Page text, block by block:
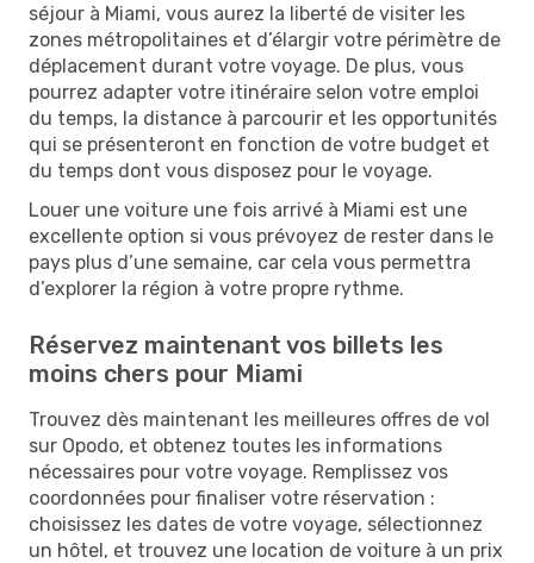
séjour à Miami, vous aurez la liberté de visiter les
zones métropolitaines et d’élargir votre périmètre de
déplacement durant votre voyage. De plus, vous
pourrez adapter votre itinéraire selon votre emploi
du temps, la distance à parcourir et les opportunités
qui se présenteront en fonction de votre budget et
du temps dont vous disposez pour le voyage.
Louer une voiture une fois arrivé à Miami est une
excellente option si vous prévoyez de rester dans le
pays plus d’une semaine, car cela vous permettra
d’explorer la région à votre propre rythme.
Réservez maintenant vos billets les
moins chers pour Miami
Trouvez dès maintenant les meilleures offres de vol
sur Opodo, et obtenez toutes les informations
nécessaires pour votre voyage. Remplissez vos
coordonnées pour finaliser votre réservation :
choisissez les dates de votre voyage, sélectionnez
un hôtel, et trouvez une location de voiture à un prix